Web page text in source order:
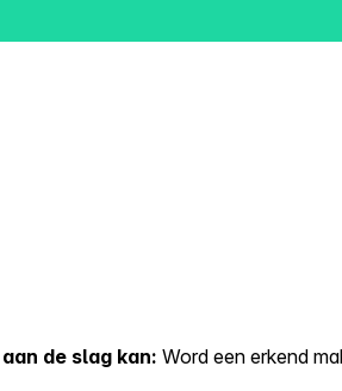
de slag kan: Word een erkend